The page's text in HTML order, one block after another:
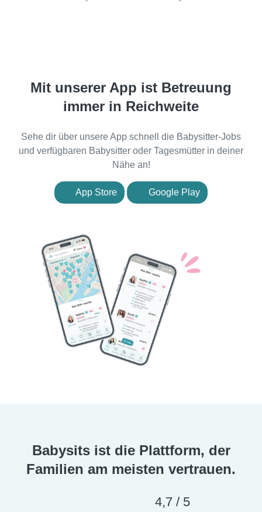
Mit unserer App ist Betreuung
immer in Reichweite
Sehe dir über unsere App schnell die Babysitter-Jobs
und verfügbaren Babysitter oder Tagesmütter in deiner
Nähe an!
App Store Google Play
Babysits ist die Plattform, der
Familien am meisten vertrauen.
4,7 / 5